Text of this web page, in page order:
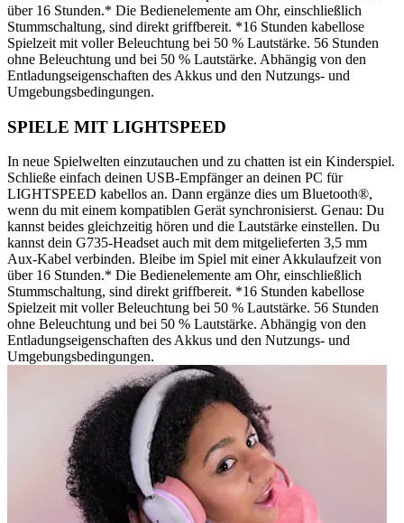
über 16 Stunden.* Die Bedienelemente am Ohr, einschließlich
Stummschaltung, sind direkt griffbereit. *16 Stunden kabellose
Spielzeit mit voller Beleuchtung bei 50 % Lautstärke. 56 Stunden
ohne Beleuchtung und bei 50 % Lautstärke. Abhängig von den
Entladungseigenschaften des Akkus und den Nutzungs- und
Umgebungsbedingungen.
SPIELE MIT LIGHTSPEED
In neue Spielwelten einzutauchen und zu chatten ist ein Kinderspiel.
Schließe einfach deinen USB-Empfänger an deinen PC für
LIGHTSPEED kabellos an. Dann ergänze dies um Bluetooth®,
wenn du mit einem kompatiblen Gerät synchronisierst. Genau: Du
kannst beides gleichzeitig hören und die Lautstärke einstellen. Du
kannst dein G735-Headset auch mit dem mitgelieferten 3,5 mm
Aux-Kabel verbinden. Bleibe im Spiel mit einer Akkulaufzeit von
über 16 Stunden.* Die Bedienelemente am Ohr, einschließlich
Stummschaltung, sind direkt griffbereit. *16 Stunden kabellose
Spielzeit mit voller Beleuchtung bei 50 % Lautstärke. 56 Stunden
ohne Beleuchtung und bei 50 % Lautstärke. Abhängig von den
Entladungseigenschaften des Akkus und den Nutzungs- und
Umgebungsbedingungen.